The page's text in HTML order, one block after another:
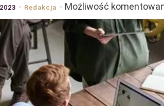
Redakcja Możliwość